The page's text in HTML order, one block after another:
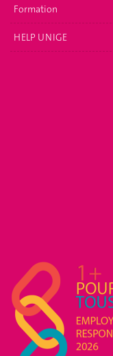
Formation
HELP UNIGE